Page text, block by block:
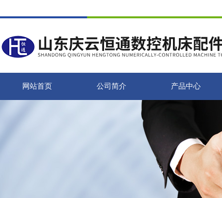
网站首页 公司简介 产品中心